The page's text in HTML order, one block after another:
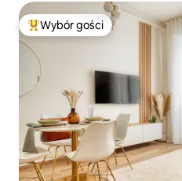
Najpopularniejsze z kategorii
Wybór gości